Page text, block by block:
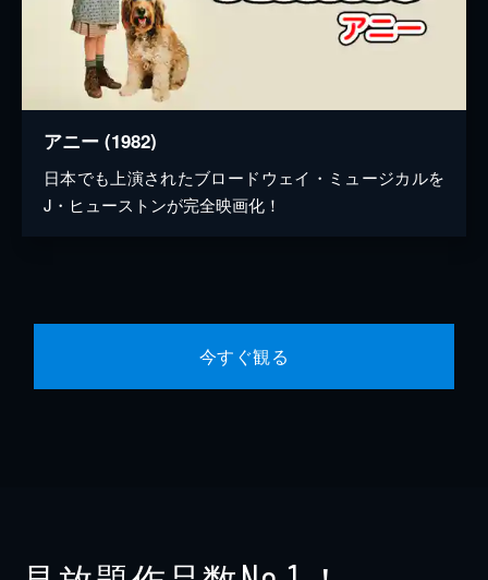
アニー (1982)
日本でも上演されたブロードウェイ・ミュージカルを
J・ヒューストンが完全映画化！
今すぐ観る